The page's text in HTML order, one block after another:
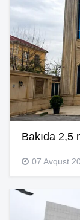
Bakıda 2,5
07 Avqust